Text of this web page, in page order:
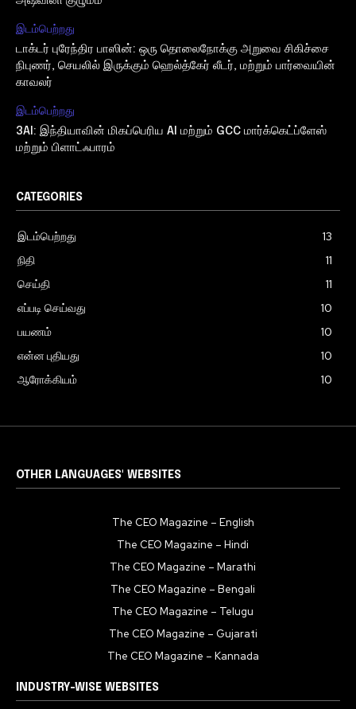
இடம்பெற்றது
டாக்டர் புரேந்திர பாஸின்: ஒரு தொலைநோக்கு அறுவை சிகிச்சை
நிபுணர், செயலில் இருக்கும் ஹெல்த்கேர் லீடர், மற்றும் பார்வையின்
காவலர்
இடம்பெற்றது
3AI: இந்தியாவின் மிகப்பெரிய AI மற்றும் GCC மார்க்கெட்ப்ளேஸ்
மற்றும் பிளாட்ஃபாரம்
CATEGORIES
இடம்பெற்றது
13
நிதி
11
செய்தி
11
எப்படி செய்வது
10
பயணம்
10
என்ன புதியது
10
ஆரோக்கியம்
10
OTHER LANGUAGES' WEBSITES
The CEO Magazine – English
The CEO Magazine – Hindi
The CEO Magazine – Marathi
The CEO Magazine – Bengali
The CEO Magazine – Telugu
The CEO Magazine – Gujarati
The CEO Magazine – Kannada
INDUSTRY-WISE WEBSITES